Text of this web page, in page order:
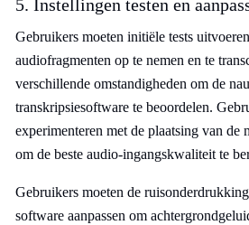
5. Instellingen testen en
Gebruikers moeten initiële tests
audiofragmenten op te nemen en te
verschillende omstandigheden om de
transkripsiesoftware te beoordelen.
experimenteren met de plaatsing van de
om de beste audio-ingangskwaliteit te
Gebruikers moeten de
software aanpassen om